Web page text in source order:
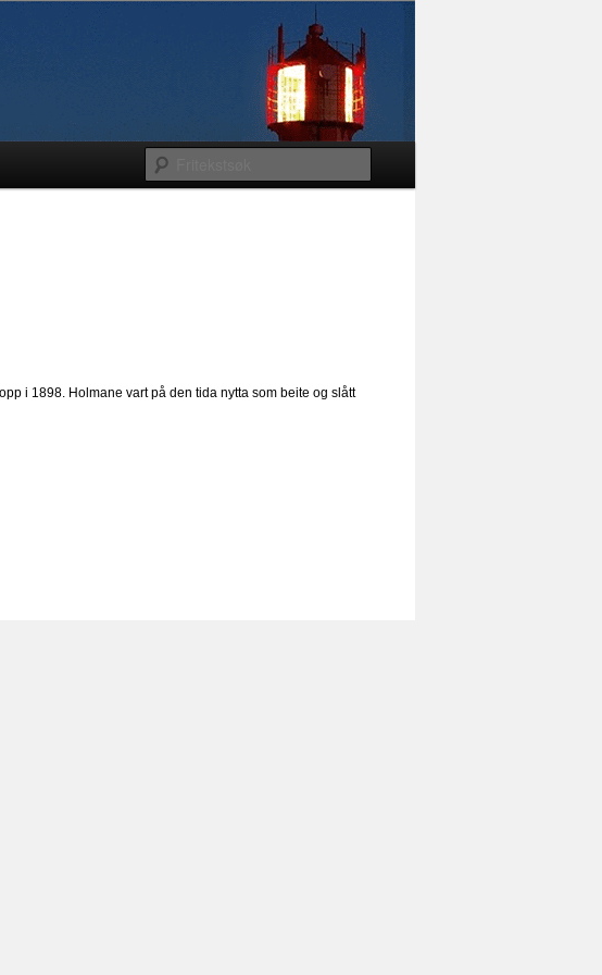
i 1898. Holmane vart på den tida nytta som beite og slått